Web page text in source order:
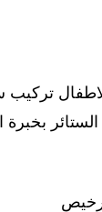
تركيب